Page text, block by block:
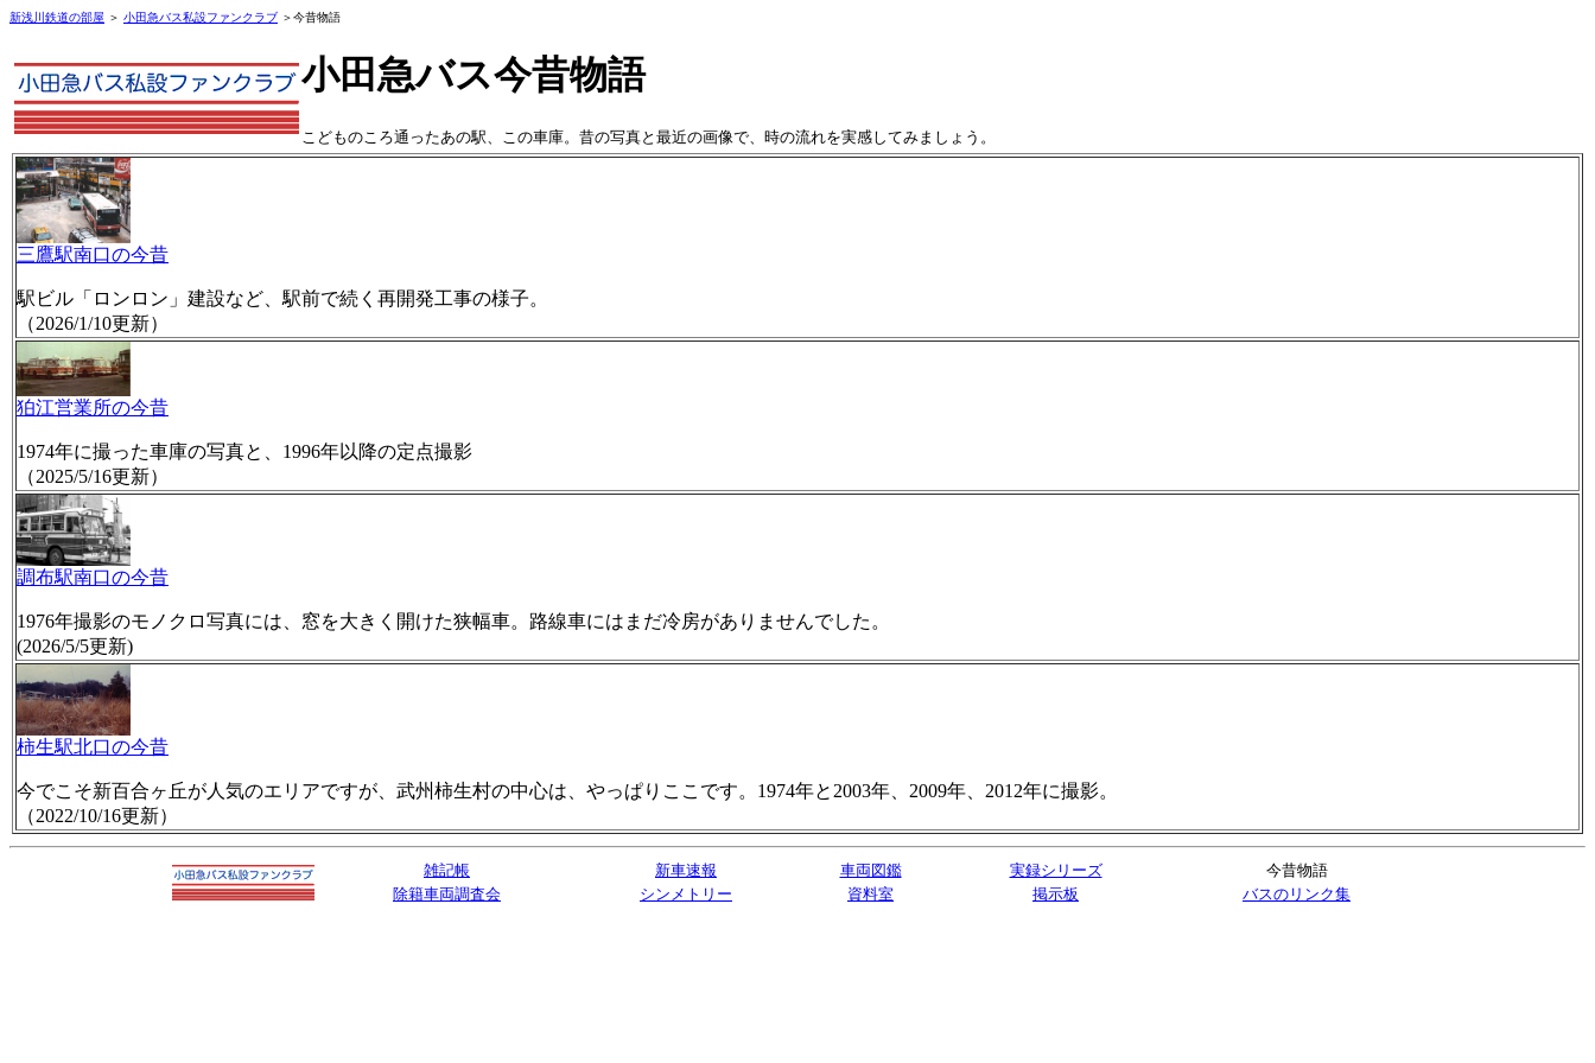
新浅川鉄道の部屋 ＞ 小田急バス私設ファンクラブ ＞今昔物語
小田急バス今昔物語
こどものころ通ったあの駅、この車庫。昔の写真と最近の画像で、時の流れを実感してみましょう。
三鷹駅南口の今昔
駅ビル「ロンロン」建設など、駅前で続く再開発工事の様子。
（2026/1/10更新）
狛江営業所の今昔
1974年に撮った車庫の写真と、1996年以降の定点撮影
（2025/5/16更新）
調布駅南口の今昔
1976年撮影のモノクロ写真には、窓を大きく開けた狭幅車。路線車にはまだ冷房がありませんでした。
(2026/5/5更新)
柿生駅北口の今昔
今でこそ新百合ヶ丘が人気のエリアですが、武州柿生村の中心は、やっぱりここです。1974年と2003年、2009年、2012年に撮影。
（2022/10/16更新）
雑記帳 新車速報 車両図鑑 実録シリーズ
今昔物語
除籍車両調査会
シンメトリー 資料室 掲示板 バスのリンク集